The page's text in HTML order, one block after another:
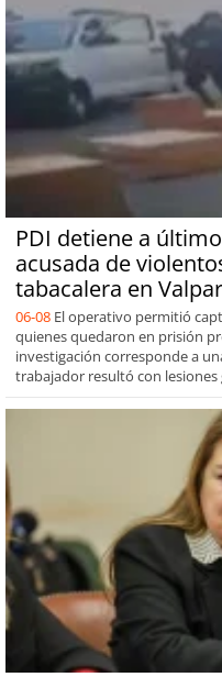
PDI detiene a
acusada de
tabacalera en
06-08 El operativo permitió
quienes quedaron en prisión
investigación corresponde a
trabajador resultó con lesiones